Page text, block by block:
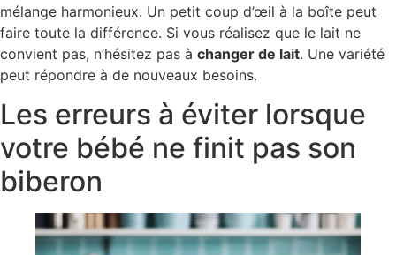
mélange harmonieux. Un petit coup d’œil à la boîte peut
faire toute la différence. Si vous réalisez que le lait ne
convient pas, n’hésitez pas à changer de lait. Une variété
peut répondre à de nouveaux besoins.
Les erreurs à éviter lorsque
votre bébé ne finit pas son
biberon